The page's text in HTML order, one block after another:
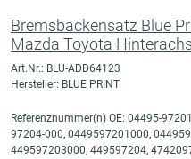
Bremsbackensatz Blue
Mazda Toyota
Art.Nr.: BLU-ADD64123
Hersteller: BLUE PRINT
Referenznummer(n) OE: 04495-
97204-000, 0449597201000,
449597203000, 449597204,